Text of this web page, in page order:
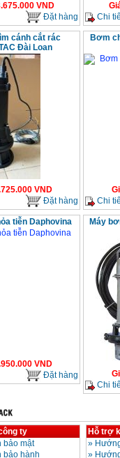
VND
Đặt hàng
Chi
cánh cắt rác
Đài Loan
VND
Đặt hàng
Bơm
Chi
tiễn Daphovina
VND
Đặt hàng
Máy
Chi
ty
bảo mật
bảo hành
Hỗ trợ
»
»